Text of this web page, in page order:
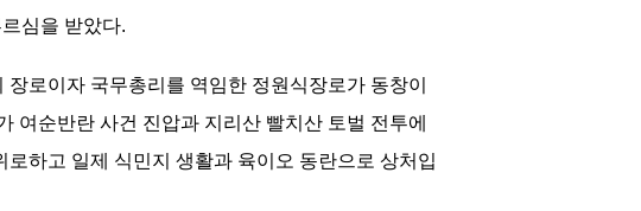
심을 받았다.
로이자 국무총리를 역임한 정원식장로가 동창이
여순반란 사건 진압과 지리산 빨치산 토벌 전투에
하고 일제 식민지 생활과 육이오 동란으로 상처입